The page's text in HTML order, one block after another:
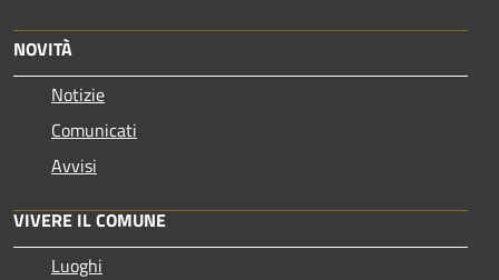
NOVITÀ
Notizie
Comunicati
Avvisi
VIVERE IL COMUNE
Luoghi